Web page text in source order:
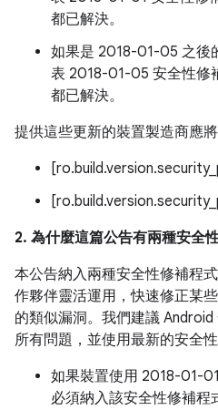
都已解決。
如果是 2018-01-05 之後
表 2018-01-05 安全性修
都已解決。
提供這些更新的裝置製造商應
2. 為什麼這篇公告有兩種安全
本公告納入兩種安全性修補程
作夥伴靈活運用，快速修正某
的類似漏洞。我們建議
所有問題，並使用最新的安全性
如果裝置使用 2018-01-
必須納入該安全性修補程